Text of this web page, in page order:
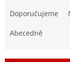
Doporučujeme
Abecedně